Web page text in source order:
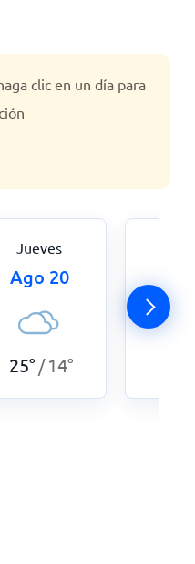
clic en un día para
Jueves
Ago 20
25° /14°